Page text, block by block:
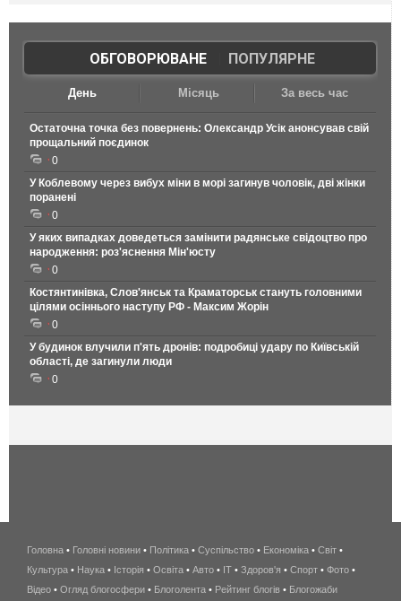
ОБГОВОРЮВАНЕ| ПОПУЛЯРНЕ
День Місяць За весь час
Остаточна точка без повернень: Олександр Усік анонсував свій
прощальний поєдинок
0
У Коблевому через вибух міни в морі загинув чоловік, дві жінки
поранені
0
У яких випадках доведеться замінити радянське свідоцтво про
народження: роз'яснення Мін'юсту
0
Костянтинівка, Слов'янськ та Краматорськ стануть головними
цілями осіннього наступу РФ - Максим Жорін
0
У будинок влучили п'ять дронів: подробиці удару по Київській
області, де загинули люди
0
беспроводной
интернет
киев
Головна • Головні новини • Політика • Суспільство • Економіка • Світ •
Культура • Наука • Історія • Освіта • Авто • IT • Здоров'я • Спорт • Фото •
Відео • Огляд блогосфери • Блоголента • Рейтинг блогів • Блогожаби